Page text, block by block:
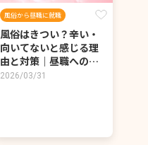
風俗から昼職に就職
風俗はきつい？辛い・
向いてないと感じる理
由と対策｜昼職への…
2026/03/31